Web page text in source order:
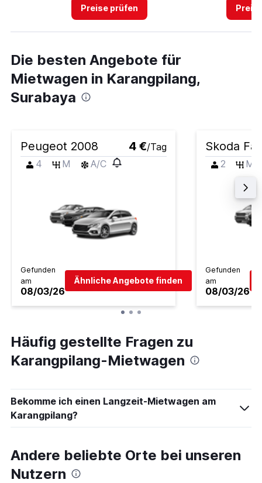
Preise prüfen
Die besten Angebote für
Mietwagen in Karangpilang,
Surabaya
Peugeot 2008 4 €/Tag
4
M A/C
Gefunden
am
08/03/26
Ähnliche Angebote finden
Skoda
2 M
Gefunden
am
08/03/26
Häufig gestellte Fragen zu
Karangpilang-Mietwagen
Bekomme ich einen Langzeit-Mietwagen am
Karangpilang?
Andere beliebte Orte bei unseren
Nutzern